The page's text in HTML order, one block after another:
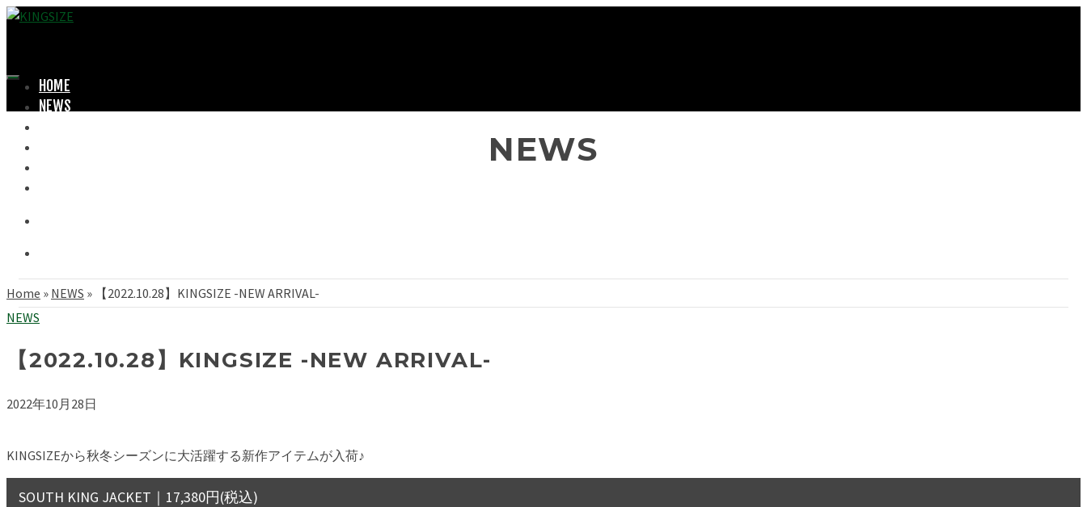
HOME
NEWS
NEWS
Home » NEWS »
【2022.10.28】KINGSIZE -NEW ARRIVAL-
NEWS
【2022.10.28】KINGSIZE -NEW ARRIVAL-
2022年10月28日
KINGSIZEから秋冬シーズンに大活躍する新作アイテムが入荷♪
SOUTH KING JACKET｜17,380円(税込)